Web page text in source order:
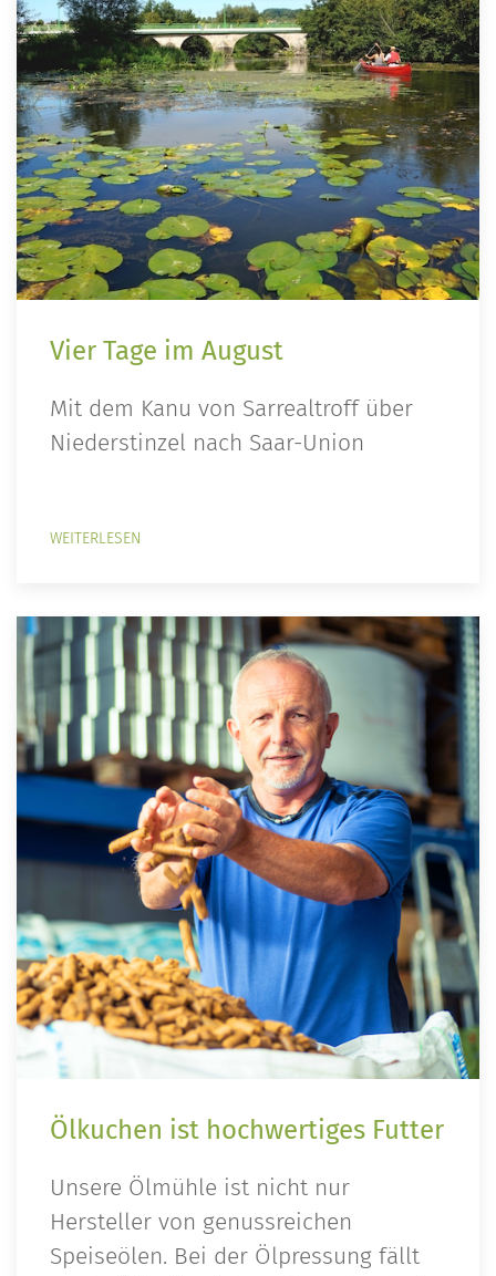
Vier Tage im August
Mit dem Kanu von Sarrealtroff über
Niederstinzel nach Saar-Union
WEITERLESEN
Ölkuchen ist hochwertiges Futter
Unsere Ölmühle ist nicht nur
Hersteller von genussreichen
Speiseölen. Bei der Ölpressung fällt